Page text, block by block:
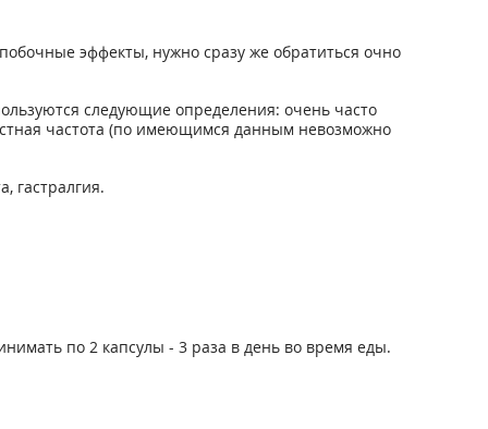
эффекты, нужно сразу же обратиться очно
следующие определения: очень часто
частота (по имеющимся данным невозможно
гастралгия.
по 2 капсулы - 3 раза в день во время еды.